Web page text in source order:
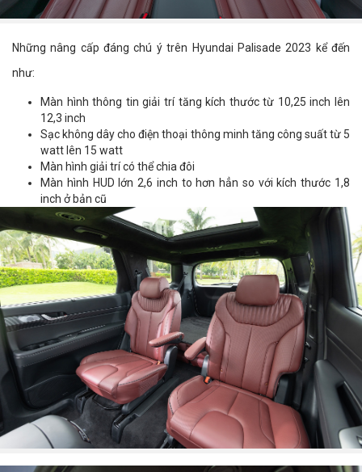
Những nâng cấp đáng chú ý trên Hyundai Palisade 2023 kể đến
như:
Màn hình thông tin giải trí tăng kích thước từ 10,25 inch lên
12,3 inch
Sạc không dây cho điện thoại thông minh tăng công suất từ 5
watt lên 15 watt
Màn hình giải trí có thể chia đôi
Màn hình HUD lớn 2,6 inch to hơn hẳn so với kích thước 1,8
inch ở bản cũ